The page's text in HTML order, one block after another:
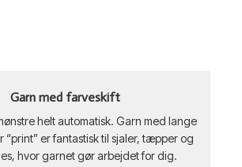
Garn med farveskift
helt automatisk. Garn med lange
“print” er fantastisk til sjaler, tæpper og
hvor garnet gør arbejdet for dig.